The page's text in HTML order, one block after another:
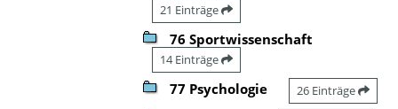
21 Einträge
76 Sportwissenschaft
14 Einträge
77 Psychologie 26 Einträge